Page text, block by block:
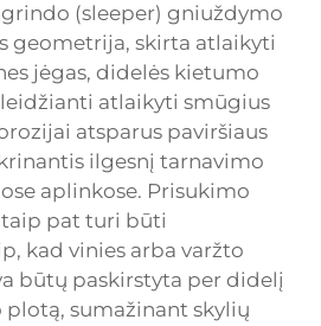
(sleeper) gniuždymo
geometrija, skirta atlaikyti
jėgas, didelės kietumo
atlaikyti smūgius
atsparus paviršiaus
ilgesnį tarnavimo
aplinkose. Prisukimo
taip pat turi būti
kad vinies arba varžto
būtų paskirstyta per didelį
sumažinant skylių